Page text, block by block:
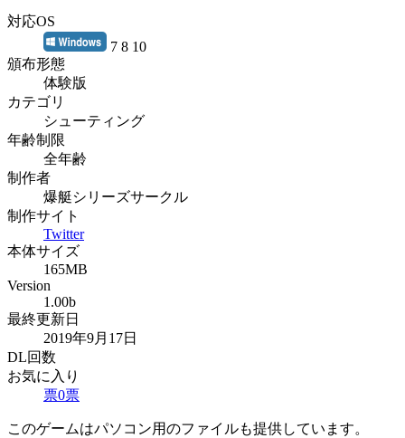
対応OS
7 8 10
頒布形態
体験版
カテゴリ
シューティング
年齢制限
全年齢
制作者
爆艇シリーズサークル
制作サイト
Twitter
本体サイズ
165MB
Version
1.00b
最終更新日
2019年9月17日
DL回数
お気に入り
票0票
このゲームはパソコン用のファイルも提供しています。